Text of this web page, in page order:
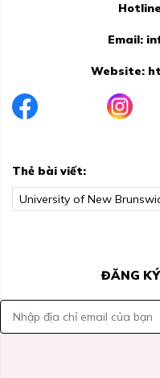
Email:
Website:
Thẻ bài viết:
University of New
ĐĂNG